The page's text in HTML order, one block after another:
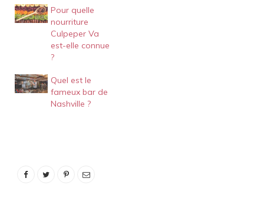
Pour quelle
nourriture
Culpeper Va
est-elle connue
?
Quel est le
fameux bar de
Nashville ?